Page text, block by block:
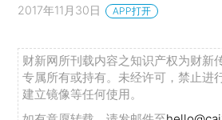
2017年11月30日 APP打开
财新网所刊载内容之知识产权为财新
专属所有或持有。未经许可，禁止进
建立镜像等任何使用。